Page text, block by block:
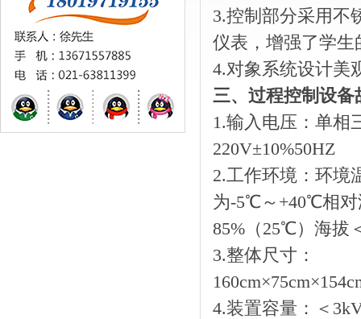
3.控制部分采用不
仪表，增强了学
4.对象系统设计美
三、过程控制设
1.输入电压：单相
220V±10%50HZ
2.工作环境：环境
为-5℃～+40℃相对
85%（25℃）海拔
3.整体尺寸：
4.装置容量：＜